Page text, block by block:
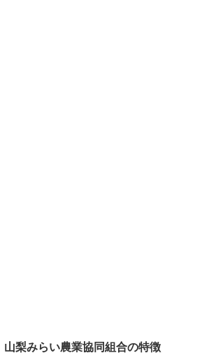
山梨みらい農業協同組合の特徴